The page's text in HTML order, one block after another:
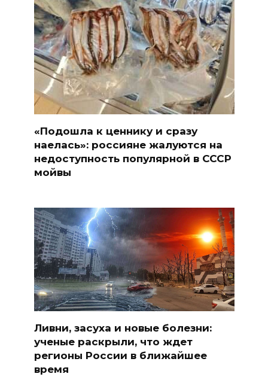
«Подошла к ценнику и сразу
наелась»: россияне жалуются на
недоступность популярной в СССР
мойвы
Ливни, засуха и новые болезни:
ученые раскрыли, что ждет
регионы России в ближайшее
время